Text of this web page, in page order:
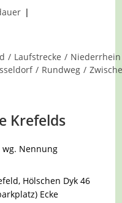
/ Laufstrecke / Niederrhein
/ Rundweg /
Krefelds
Nennung
Hölschen Dyk 46
Ecke